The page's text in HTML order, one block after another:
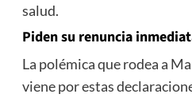
salud.
Piden su renuncia
La polémica que rodea a
viene por estas